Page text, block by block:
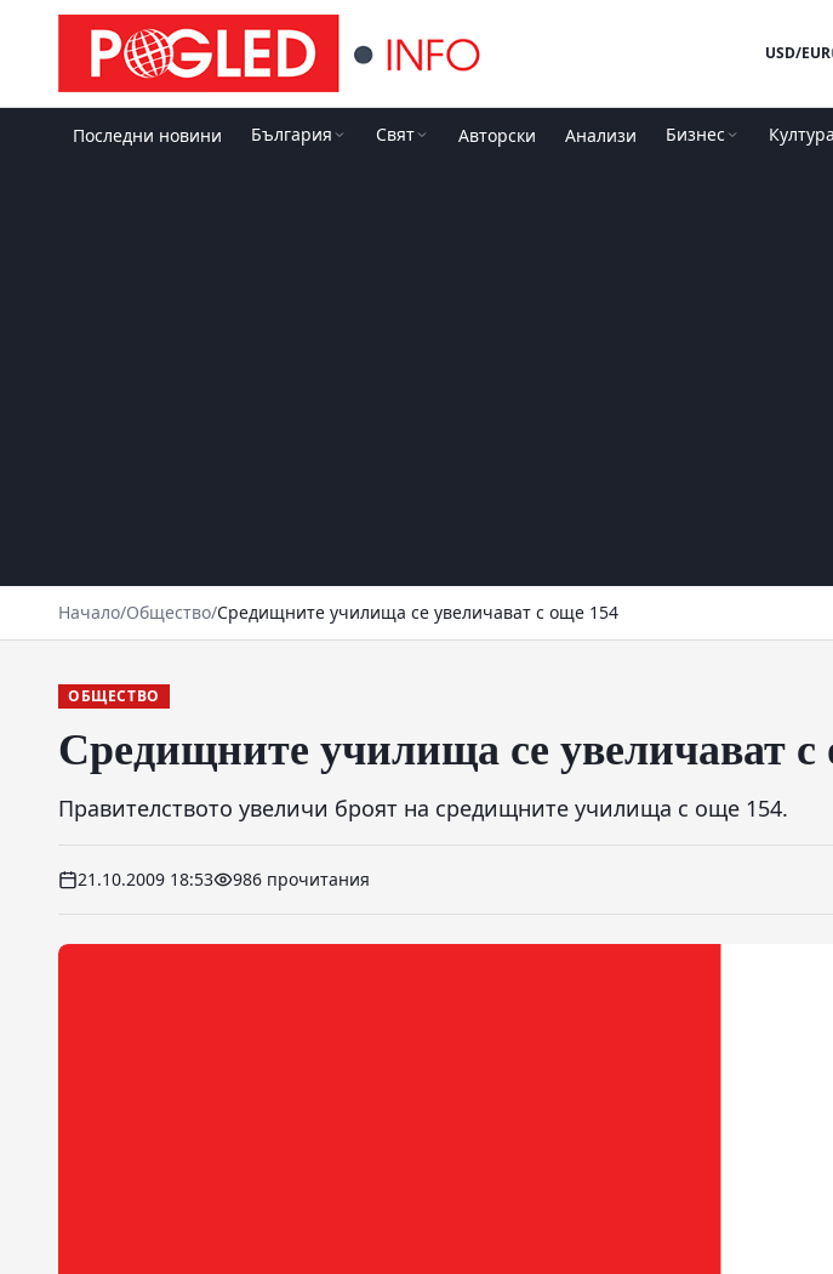
USD/EUR
Последни новини България Свят Авторски Анализи Бизнес Култура
Начало/Общество/Средищните училища се увеличават с още 154
ОБЩЕСТВО
Средищните училища се увеличават с
Правителството увеличи броят на средищните училища с още 154.
21.10.2009 18:53 986 прочитания